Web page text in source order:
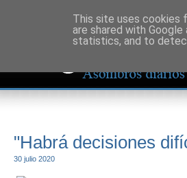
"Habrá decisiones
30 julio 2020
This site uses cookies
are shared with
statistics, and to